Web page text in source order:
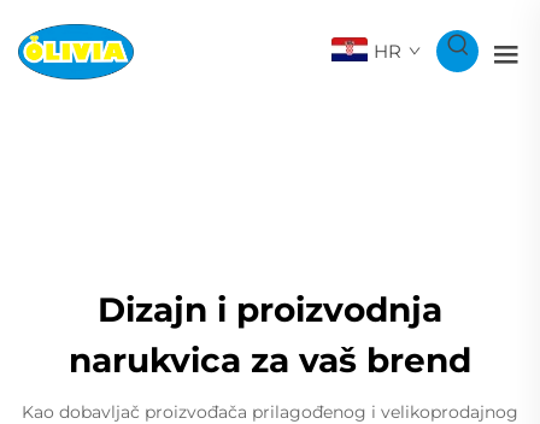
HR
Dizajn i proizvodnja
narukvica za vaš brend
Kao dobavljač proizvođača prilagođenog i velikoprodajnog